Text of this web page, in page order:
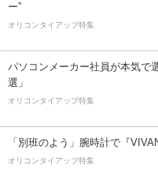
ー”
オリコンタイアップ特集
パソコンメーカー社員が本気で
選」
オリコンタイアップ特集
「別班のよう」腕時計で『
オリコンタイアップ特集